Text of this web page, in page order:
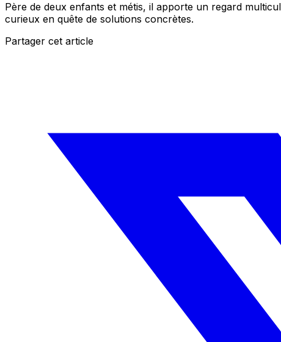
Père de deux enfants et métis, il apporte un regard
curieux en quête de solutions concrètes.
Partager cet article